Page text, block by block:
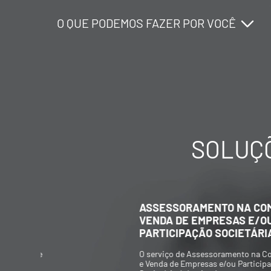
O QUE PODEMOS FAZER POR VOCÊ
O QUE PODEMOS FAZER POR VOCÊ
O QUE PODEMOS FAZER POR VOCÊ
ASSESSORAMENTO NA COMPRA E
VENDA DE EMPRESAS E/OU
PARTICIPAÇÃO SOCIETÁRIA
O serviço de Assessoramento na Compra
e Venda de Empresas e/ou Participação